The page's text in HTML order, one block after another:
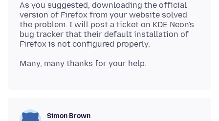
As you suggested, downloading the official
version of Firefox from your website solved
the problem. I will post a ticket on KDE Neon's
bug tracker that their default installation of
Simon Brown